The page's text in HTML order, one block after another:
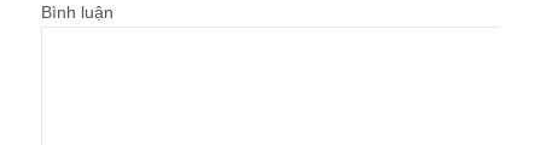
Bình luận